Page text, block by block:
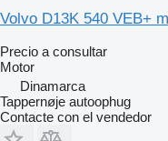
Volvo D13K 540 VEB+
Precio a consultar
Motor
Dinamarca
Tappernøje autoophug
Contacte con el vendedor